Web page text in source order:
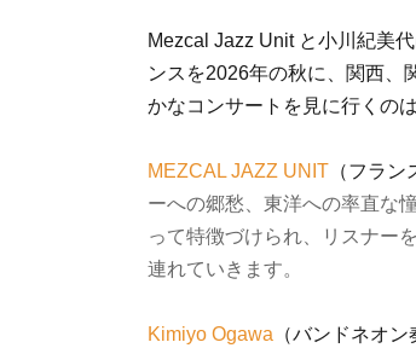
Mezcal Jazz Unit と小川紀美
ンスを2026年の秋に、関西、
かなコンサートを見に行くの
MEZCAL JAZZ UNIT （フラン
ーへの郷愁、東洋への率直な
って特徴づけられ、リスナー
連れていきます。
Kimiyo Ogawa （バンドネオン